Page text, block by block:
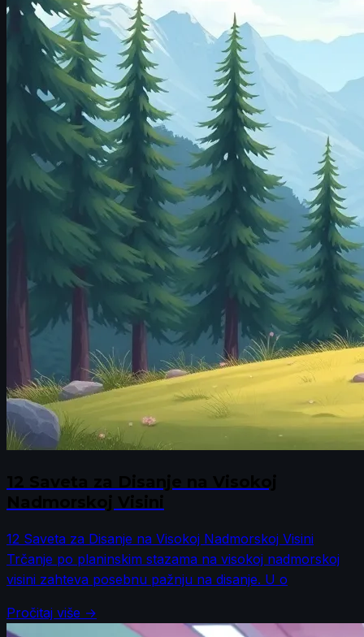
12 Saveta za Disanje na Visokoj Nadmorskoj Visini
Trčanje po planinskim stazama na visokoj nadmorskoj
visini zahteva posebnu pažnju na disanje. U o
Pročitaj više →